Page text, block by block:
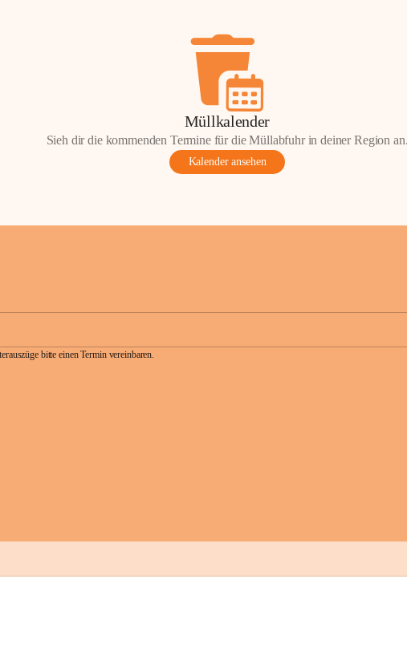
Müllkalender
Sieh dir die kommenden Termine für die Müllabfuhr in deiner Region
Kalender ansehen
bitte einen Termin vereinbaren.